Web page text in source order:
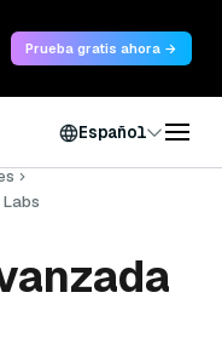
Prueba gratis ahora →
Español